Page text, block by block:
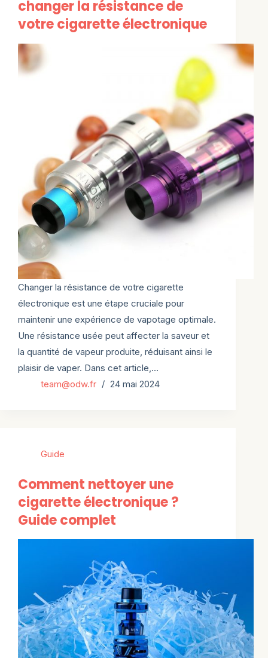
changer la résistance de
votre cigarette électronique
Changer la résistance de votre cigarette
électronique est une étape cruciale pour
maintenir une expérience de vapotage optimale.
Une résistance usée peut affecter la saveur et
la quantité de vapeur produite, réduisant ainsi le
plaisir de vaper. Dans cet article,…
team@odw.fr
24 mai 2024
Guide
Comment nettoyer une
cigarette électronique ?
Guide complet